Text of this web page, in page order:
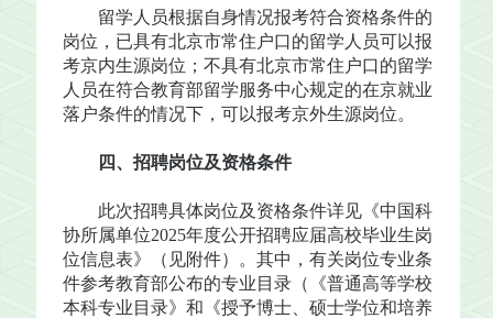
留学人员根据自身情况报考符合资格条件的
岗位，已具有北京市常住户口的留学人员可以报
考京内生源岗位；不具有北京市常住户口的留学
人员在符合教育部留学服务中心规定的在京就业
落户条件的情况下，可以报考京外生源岗位。
四、招聘岗位及资格条件
此次招聘具体岗位及资格条件详见《中国科
协所属单位2025年度公开招聘应届高校毕业生岗
位信息表》（见附件）。其中，有关岗位专业条
件参考教育部公布的专业目录（《普通高等学校
本科专业目录》和《授予博士、硕士学位和培养